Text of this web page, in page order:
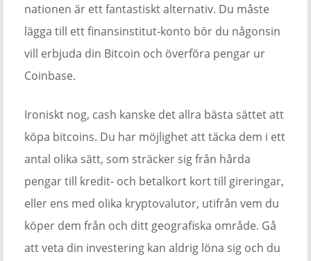
nationen är ett fantastiskt alternativ. Du måste
lägga till ett finansinstitut-konto bör du någonsin
vill erbjuda din Bitcoin och överföra pengar ur
Coinbase.
Ironiskt nog, cash kanske det allra bästa sättet att
köpa bitcoins. Du har möjlighet att täcka dem i ett
antal olika sätt, som sträcker sig från hårda
pengar till kredit- och betalkort kort till gireringar,
eller ens med olika kryptovalutor, utifrån vem du
köper dem från och ditt geografiska område. Gå
att veta din investering kan aldrig löna sig och du